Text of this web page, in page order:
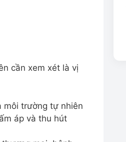
cần xem xét là vị
môi trường tự nhiên
áp và thu hút